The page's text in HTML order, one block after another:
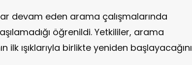
devam eden arama çalışmalarında
öğrenildi. Yetkililer, arama
ilk ışıklarıyla birlikte yeniden başlayacağını